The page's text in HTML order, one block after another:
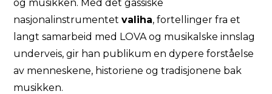
og musikken. Med det gassiske
nasjonalinstrumentetvaliha, fortellinger fra et
langt samarbeid med LOVA og musikalske innslag
underveis, gir han publikum en dypere forståelse
av menneskene, historiene og tradisjonene bak
musikken.